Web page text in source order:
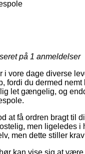
på 1 anmeldelser
vore dage diverse
fordi du dermed
let gængelig, og
at få ordren bragt til
men ligeledes
men dette stiller
kan vise sig at